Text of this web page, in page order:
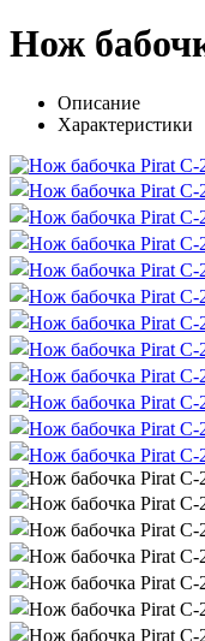
Нож
Описание
Характеристики